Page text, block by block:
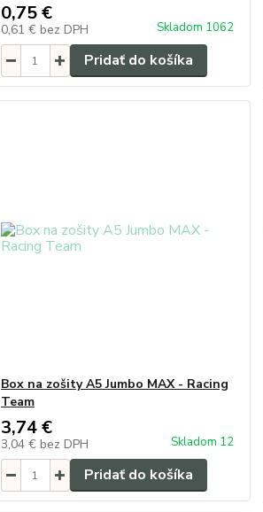
0,75 €
0,61 € bez DPH Skladom 1062
Pridať do košíka
Box na zošity A5 Jumbo MAX - Racing
Team
3,74 €
3,04 € bez DPH Skladom 12
Pridať do košíka